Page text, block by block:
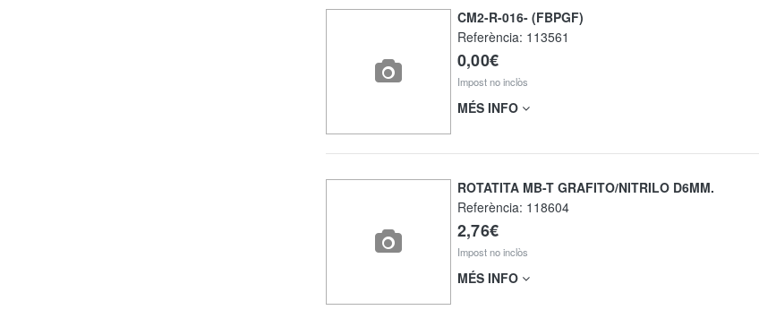
CM2-R-016- (FBPGF)
Referència: 113561
0,00€
Impost no inclòs
MÉS INFO
ROTATITA MB-T GRAFITO/NITRILO D6MM.
Referència: 118604
2,76€
Impost no inclòs
MÉS INFO